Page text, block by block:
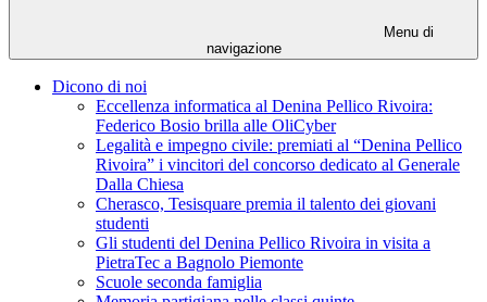
Menu di
navigazione
Dicono di noi
Eccellenza informatica al Denina Pellico Rivoira:
Federico Bosio brilla alle OliCyber
Legalità e impegno civile: premiati al “Denina Pellico
Rivoira” i vincitori del concorso dedicato al Generale
Dalla Chiesa
Cherasco, Tesisquare premia il talento dei giovani
studenti
Gli studenti del Denina Pellico Rivoira in visita a
PietraTec a Bagnolo Piemonte
Scuole seconda famiglia